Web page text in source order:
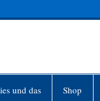
und das Shop